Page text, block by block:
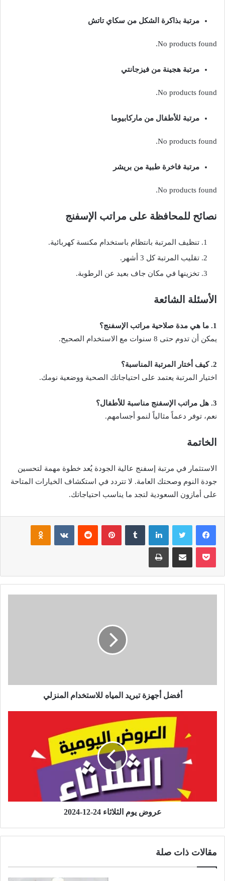
مرتبة بذاكرة الشكل من سكاي تاتش
No products found.
مرتبة هجينة من فيزجانتي
No products found.
مرتبة للأطفال من ماركابيوما
No products found.
مرتبة فاخرة طبية من بريشر
No products found.
نصائح للمحافظة على مراتب الإسفنج
تنظيف المرتبة بانتظام باستخدام مكنسة كهربائية.
تقليب المرتبة كل 3 أشهر.
تخزينها في مكان جاف بعيد عن الرطوبة.
الأسئلة الشائعة
1. ما هي مدة صلاحية مراتب الإسفنج؟
يمكن أن تدوم حتى 8 سنوات مع الاستخدام الصحيح.
2. كيف أختار المرتبة المناسبة؟
اختيار المرتبة يعتمد على احتياجاتك الصحية ووضعية نومك.
3. هل مراتب الإسفنج مناسبة للأطفال؟
نعم، توفر دعماً مثالياً لنمو أجسامهم.
الخاتمة
الاستثمار في مرتبة إسفنج عالية الجودة يُعد خطوة مهمة لتحسين
جودة النوم وصحتك العامة. لا تتردد في استكشاف الخيارات المتاحة
على أمازون السعودية لتجد ما يناسب احتياجاتك.
فيسبوك تويتر لينكدإن بينتيريست
بوكيت مشاركة عبر البريد طباعة
أفضل أجهزة تبريد المياه للاستخدام المنزلي
عروض يوم الثلاثاء 24-12-2024
مقالات ذات صلة